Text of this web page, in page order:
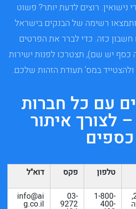
נישואין. רוצים לדעת יותר? פשוט
רשימה של הבנקים בישראל
כזה. כדי לברר את הפרטים
כסף יש שם), תצטרכו לפנות ישירות
ולהצטייד במס' תעודת הזהות שלכם.
עם כל חברות
לצורך איתור
כספים
טלפון פקס דוא"ל
הסיבים 25, 1-800-
400-
03-
9272
info@ai
g.co.il